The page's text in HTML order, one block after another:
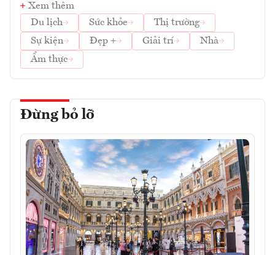
Xem thêm
Du lịch
Sức khỏe
Thị trường
Sự kiện
Đẹp + Giải trí
Nhà
Ẩm thực
Đừng bỏ lỡ